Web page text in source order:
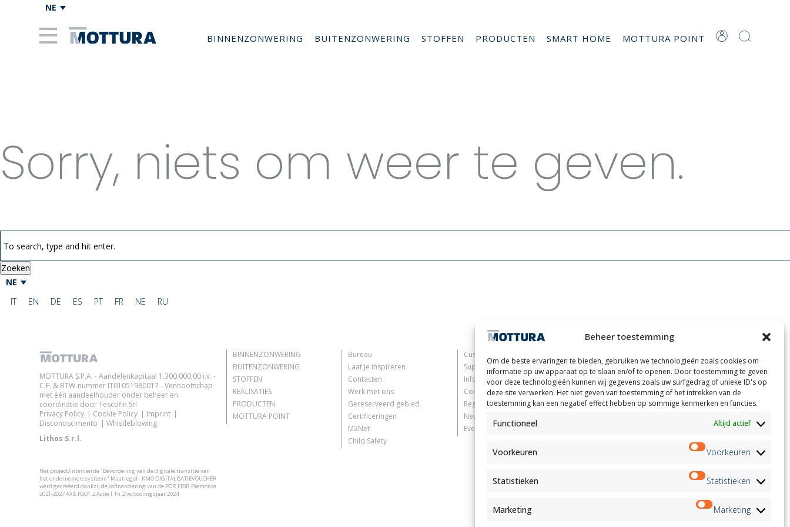
Beheer toestemming
Om de beste ervaringen te bieden, gebruiken we technologieën zoals cookies om
informatie op uw apparaat op te slaan en/of te openen. Door toestemming te geven
voor deze technologieën kunnen wij gegevens zoals uw surfgedrag of unieke ID's op
deze site verwerken. Het niet geven van toestemming of het intrekken van de
toestemming kan een negatief effect hebben op sommige kenmerken en functies.
Functioneel Altijd actief
Voorkeuren Voorkeuren
Statistieken Statistieken
Marketing Marketing
NE
BINNENZONWERING BUITENZONWERING STOFFEN PRODUCTEN SMART HOME MOTTURA POINT
Sorry, niets om weer te geven.
Zoeken
NE
IT
EN DE ES PT FR NE RU
MOTTURA S.P.A. - Aandelenkapitaal 1.300.000,00 i.v. -
C.F. & BTW-nummer IT01051980017 - Vennootschap
met één aandeelhouder onder beheer en
coördinatie door Tescofin Srl
Privacy Policy
Cookie Policy
Imprint
Disconoscimento
Whistleblowing
Lithos S.r.l.
Het project/interventie "Bevordering van de digitale transitie van
het ondernemerssysteem" Maatregel - KMO DIGITALISATIEVOUCHER
werd gecreëerd dankzij de cofinanciering van de POR FESR Piemonte
2021-2027 AXIS RSO1.2 Actie I.1ii.2 voltooiingsjaar 2024
BINNENZONWERING
BUITENZONWERING
STOFFEN
REALISATIES
PRODUCTEN
MOTTURA POINT
Bureau
Laat je inspireren
Contacten
Werk met ons
Gereserveerd gebied
Certificeringen
M2Net
Child Safety
Customer Information
Supplier Information
Information for Candidates
Contact Information
Register Information
Newsletter Information
Events Information
Aanmelden